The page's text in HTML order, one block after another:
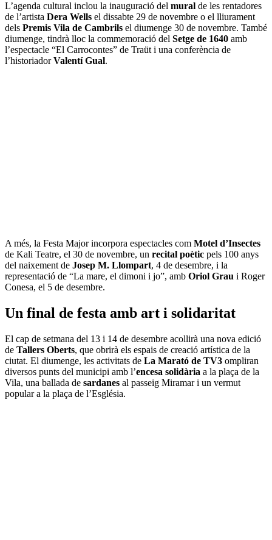
L’agenda cultural inclou la inauguració del mural de les rentadores
de l’artista Dera Wells el dissabte 29 de novembre o el lliurament
dels Premis Vila de Cambrils el diumenge 30 de novembre. També
diumenge, tindrà lloc la commemoració del Setge de 1640 amb
l’espectacle “El Carrocontes” de Traüt i una conferència de
l’historiadorValentí Gual.
A més, la Festa Major incorpora espectacles com Motel d’Insectes
de Kali Teatre, el 30 de novembre, un recital poètic pels 100 anys
del naixement de Josep M. Llompart, 4 de desembre, i la
representació de “La mare, el dimoni i jo”, amb Oriol Grau i Roger
Conesa, el 5 de desembre.
Un final de festa amb art i solidaritat
El cap de setmana del 13 i 14 de desembre acollirà una nova edició
de Tallers Oberts, que obrirà els espais de creació artística de la
ciutat. El diumenge, les activitats de La Marató de TV3 ompliran
diversos punts del municipi amb l’encesa solidària a la plaça de la
Vila, una ballada de sardanes al passeig Miramar i un vermut
popular a la plaça de l’Església.